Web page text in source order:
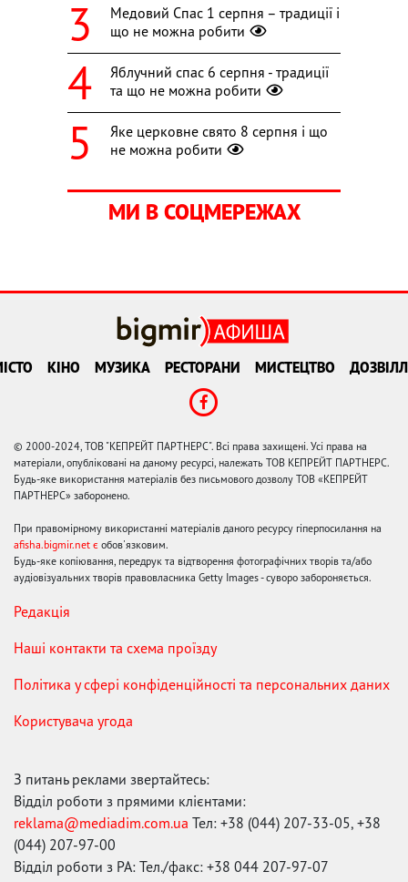
Медовий Спас 1 серпня – традиції і
що не можна робити
Яблучний спас 6 серпня - традиції
та що не можна робити
Яке церковне свято 8 серпня і що
не можна робити
МИ В СОЦМЕРЕЖАХ
КІНО МУЗИКА РЕСТОРАНИ МИСТЕЦТВО
© 2000-2024, ТОВ "КЕПРЕЙТ ПАРТНЕРС". Всі права захищені. Усі права на
матеріали, опубліковані на даному ресурсі, належать ТОВ КЕПРЕЙТ ПАРТНЕРС.
Будь-яке використання матеріалів без письмового дозволу ТОВ «КЕПРЕЙТ
ПАРТНЕРС» заборонено.
При правомірному використанні матеріалів даного ресурсу гіперпосилання на
afisha.bigmir.net є обов'язковим.
Будь-яке копіювання, передрук та відтворення фотографічних творів та/або
аудіовізуальних творів правовласника Getty Images - суворо забороняється.
Редакція
Наші контакти та схема проїзду
Політика у сфері конфіденційності та персональних даних
Користувача угода
З питань реклами звертайтесь:
Відділ роботи з прямими клієнтами:
reklama@mediadim.com.ua Тел: +38 (044) 207-33-05, +38
(044) 207-97-00
Відділ роботи з РА: Тел./факс: +38 044 207-97-07